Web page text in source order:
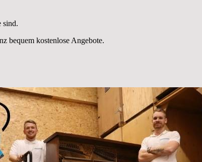
sind.
bequem kostenlose Angebote.